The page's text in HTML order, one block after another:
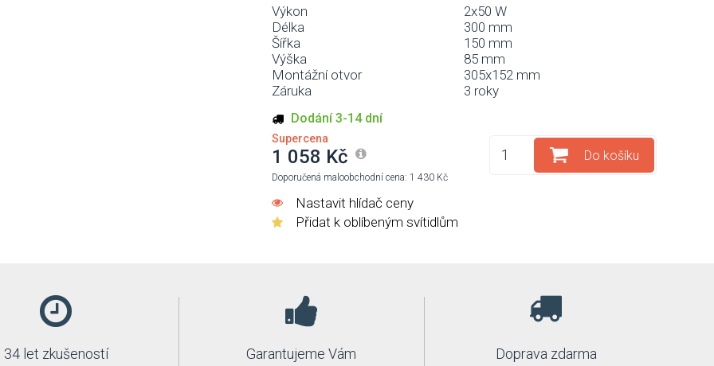
Výkon
2x50 W
Délka
300 mm
Šířka
150 mm
Výška
85 mm
Montážní otvor
305x152 mm
Záruka
3 roky
Dodání 3-14 dní
Supercena
1 058 Kč
Doporučená maloobchodní cena: 1 430 Kč
Do košíku
Nastavit hlídač ceny
Přidat k oblíbeným svítidlům
34 let zkušeností
Garantujeme Vám
Doprava zdarma